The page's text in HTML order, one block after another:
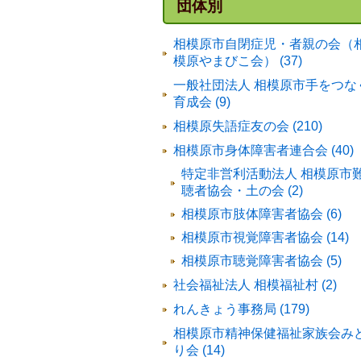
団体別
相模原市自閉症児・者親の会（
模原やまびこ会） (37)
一般社団法人 相模原市手をつな
育成会 (9)
相模原失語症友の会 (210)
相模原市身体障害者連合会 (40)
特定非営利活動法人 相模原市
聴者協会・土の会 (2)
相模原市肢体障害者協会 (6)
相模原市視覚障害者協会 (14)
相模原市聴覚障害者協会 (5)
社会福祉法人 相模福祉村 (2)
れんきょう事務局 (179)
相模原市精神保健福祉家族会み
り会 (14)